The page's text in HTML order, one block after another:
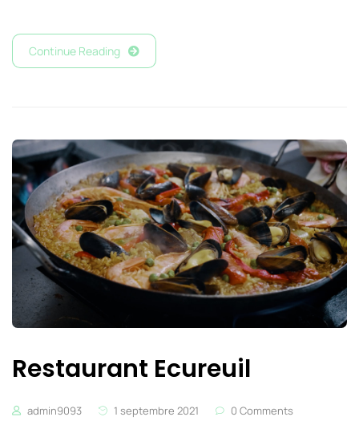
Continue Reading
Restaurant Ecureuil
admin9093 1 septembre 2021 0 Comments